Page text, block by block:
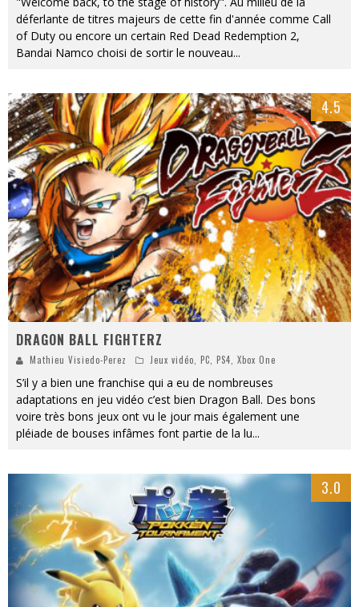
déferlante de titres majeurs de cette fin d'année comme Call
of Duty ou encore un certain Red Dead Redemption 2,
Bandai Namco choisi de sortir le nouveau...
4.5
DRAGON BALL FIGHTERZ
Mathieu Visiedo-Perez Jeux vidéo, PC, PS4, Xbox One
S’il y a bien une franchise qui a eu de nombreuses
adaptations en jeu vidéo c’est bien Dragon Ball. Des bons
voire très bons jeux ont vu le jour mais également une
pléiade de bouses infâmes font partie de la lu...
3.0